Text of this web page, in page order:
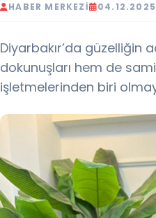
HABER MERKEZI
Diyarbakır’da
dokunuşları hem de
işletmelerinden biri